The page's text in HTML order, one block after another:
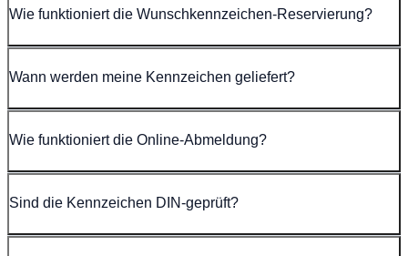
Wie funktioniert die Wunschkennzeichen-Reservierung?
Wann werden meine Kennzeichen geliefert?
Wie funktioniert die Online-Abmeldung?
Sind die Kennzeichen DIN-geprüft?